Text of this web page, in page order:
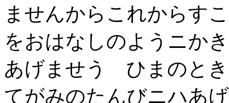
ませんからこれからす
をおはなしのようニか
あげませう ひまのと
てがみのたんびニハあ